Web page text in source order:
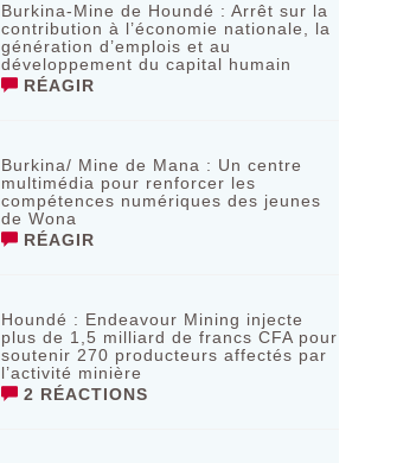
Burkina-Mine de Houndé : Arrêt sur la
contribution à l’économie nationale, la
génération d’emplois et au
développement du capital humain
RÉAGIR
Burkina/ Mine de Mana : Un centre
multimédia pour renforcer les
compétences numériques des jeunes
de Wona
RÉAGIR
Houndé : Endeavour Mining injecte
plus de 1,5 milliard de francs CFA pour
soutenir 270 producteurs affectés par
l’activité minière
2 RÉACTIONS